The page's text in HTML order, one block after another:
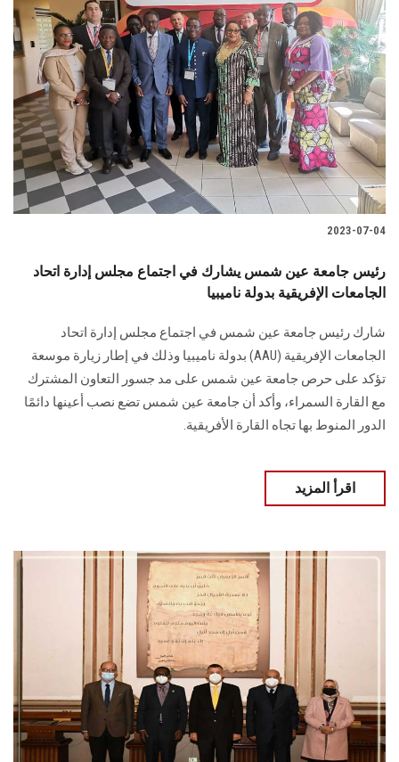
2023-07-04
رئيس جامعة عين شمس يشارك في اجتماع مجلس إدارة اتحاد
الجامعات الإفريقية بدولة ناميبيا
شارك رئيس جامعة عين شمس في اجتماع مجلس إدارة اتحاد
الجامعات الإفريقية (AAU) بدولة ناميبيا وذلك في إطار زيارة موسعة
تؤكد على حرص جامعة عين شمس على مد جسور التعاون المشترك
مع القارة السمراء، وأكد أن جامعة عين شمس تضع نصب أعينها دائمًا
الدور المنوط بها تجاه القارة الأفريقية.
اقرأ المزيد